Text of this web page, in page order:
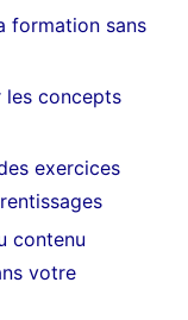
formation sans
les concepts
exercices
contenu
votre